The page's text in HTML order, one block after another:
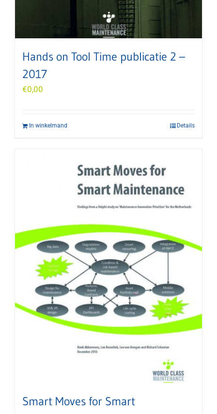
Hands on Tool Time publicatie 2 –
2017
€0,00
In winkelmand Details
Smart Moves for Smart